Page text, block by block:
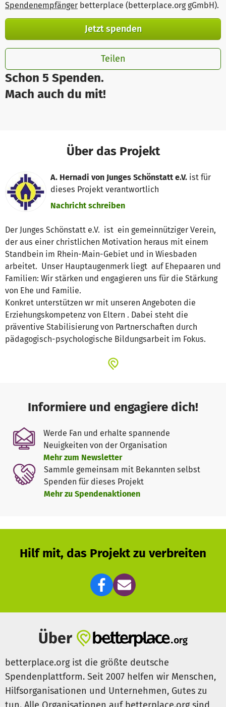
Schon 5 Spenden.
Mach auch du mit!
Spendenempfänger betterplace (betterplace.org gGmbH).
Jetzt spenden
Teilen
Über das Projekt
A. Hernadi von Junges Schönstatt e.V. ist für
dieses Projekt verantwortlich
Nachricht schreiben
Der Junges Schönstatt e.V. ist ein gemeinnütziger Verein,
der aus einer christlichen Motivation heraus mit einem
Standbein im Rhein-Main-Gebiet und in Wiesbaden
arbeitet. Unser Hauptaugenmerk liegt auf Ehepaaren und
Familien: Wir stärken und engagieren uns für die Stärkung
von Ehe und Familie.
Konkret unterstützen wr mit unseren Angeboten die
Erziehungskompetenz von Eltern . Dabei steht die
präventive Stabilisierung von Partnerschaften durch
pädagogisch-psychologische Bildungsarbeit im Fokus.
Informiere und engagiere dich!
Werde Fan und erhalte spannende
Neuigkeiten von der Organisation
Mehr zum Newsletter
Sammle gemeinsam mit Bekannten selbst
Spenden für dieses Projekt
Mehr zu Spendenaktionen
Hilf mit, das Projekt zu verbreiten
Über
betterplace.org ist die größte deutsche
Spendenplattform. Seit 2007 helfen wir Menschen,
Hilfsorganisationen und Unternehmen, Gutes zu